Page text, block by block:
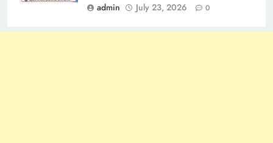
admin
July 23, 2026 0